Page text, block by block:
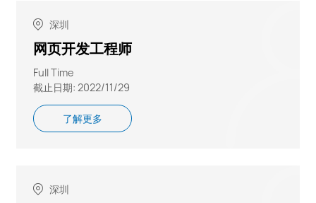
深圳
网页开发工程师
Full Time
截止日期: 2022/11/29
了解更多
深圳